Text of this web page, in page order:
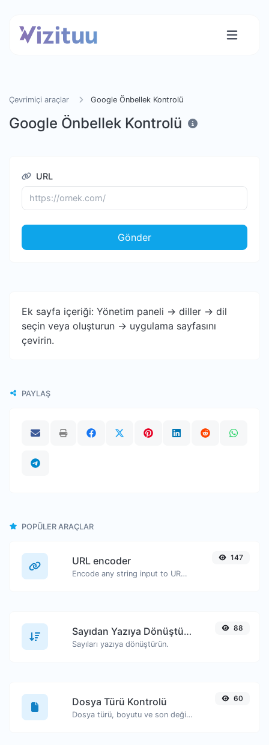
Çevrimiçi araçlar Google Önbellek Kontrolü
Google Önbellek Kontrolü
URL
Gönder
Ek sayfa içeriği: Yönetim paneli -> diller -> dil
seçin veya oluşturun -> uygulama sayfasını
çevirin.
PAYLAŞ
POPÜLER ARAÇLAR
URL encoder
Encode any string input to URL format.
147
Sayıdan Yazıya Dönüştürücü
Sayıları yazıya dönüştürün.
88
Dosya Türü Kontrolü
Dosya türü, boyutu ve son değiştirilme tarihi gibi bilgileri görüntüleyin.
60